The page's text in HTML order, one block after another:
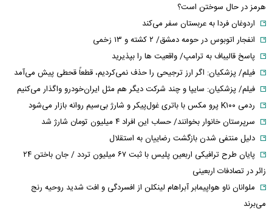
هرمز در حال سوختن است؟
اردوغان فردا به عربستان سفر می‌کند
انفجار اتوبوس در حومه دمشق/ ۲ کشته و ۱۳ زخمی
پاسخ قالیباف به ترامپ/ واقعیت ها را بپذیرید
فیلم/ پزشکیان: اگر ارز ترجیحی را حذف نمی‌کردیم، قطعاً قحطی پیش می‌آمد
فیلم/ پزشکیان: سایپا و چند شرکت دیگر هم مثل ایران‌خودرو واگذار می‌کنیم
ردمی K۱۰۰ پرو مکس با باتری غول‌پیکر و شارژ بی‌سیم روانه بازار می‌شود
سرپرستان خانوار بخوانند/ حساب این افراد ۴ میلیون تومان شارژ شد
دلیل منتفی شدن بازگشت رضاییان به استقلال
پایان طرح ترافیکی اربعین پلیس با ثبت ۶۷ میلیون تردد / جان باختن ۲۴
زائر در تصادفات اربعینی
ملوانان ناو هواپیمابر آبراهام لینکلن از افسردگی و افت شدید روحیه رنج
می‌برند